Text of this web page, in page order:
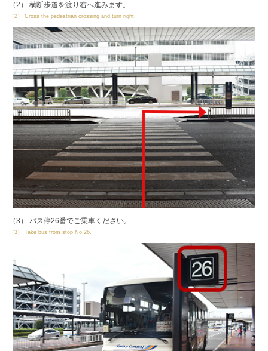
（2） 横断歩道を渡り右へ進みます。
（2） Cross the pedestrian crossing and turn right.
（3） バス停26番でご乗車ください。
（3） Take bus from stop No.26.